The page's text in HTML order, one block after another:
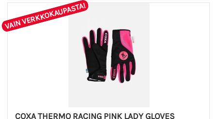
VAIN VERKKOKAUPASTA!
COXA THERMO RACING PINK LADY GLOVES